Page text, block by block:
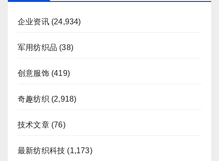
企业资讯(24,934)
军用纺织品 (38)
创意服饰(419)
奇趣纺织 (2,918)
技术文章(76)
最新纺织科技 (1,173)